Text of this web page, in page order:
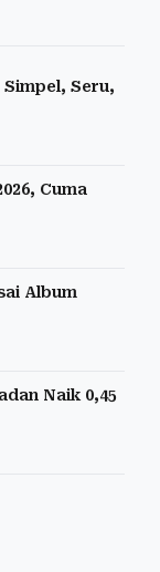
Simpel, Seru,
Cuma
Album
Naik 0,45